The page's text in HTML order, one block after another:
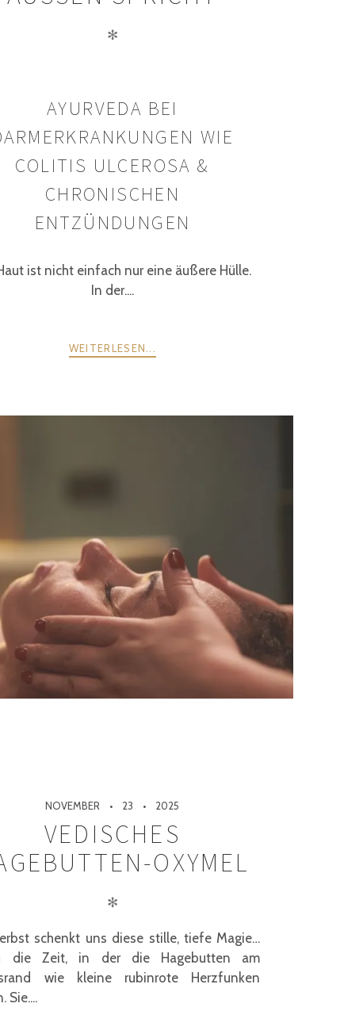
✻
AYURVEDA BEI
WIE
COLITIS ULCEROSA &
CHRONISCHEN
ENTZÜNDUNGEN
ist nicht einfach nur eine äußere Hülle.
In der....
WEITERLESEN...
NOVEMBER 23 2025
VEDISCHES
OXYMEL
✻
schenkt uns diese stille, tiefe Magie…
die Zeit, in der die Hagebutten am
wie kleine rubinrote Herzfunken
Sie....